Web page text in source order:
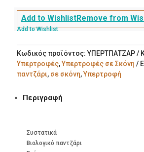
Add to WishlistRemove from
Add to Wishlist
Κωδικός προϊόντος:ΥΠΕΡΤΠΑΤΖΑΡ
Υπερτροφές,Υπερτροφές σε Σκόνη
παντζάρι, σε σκόνη,Υπερτροφή
Περιγραφή
Συστατικά
Βιολογικό παντζάρι